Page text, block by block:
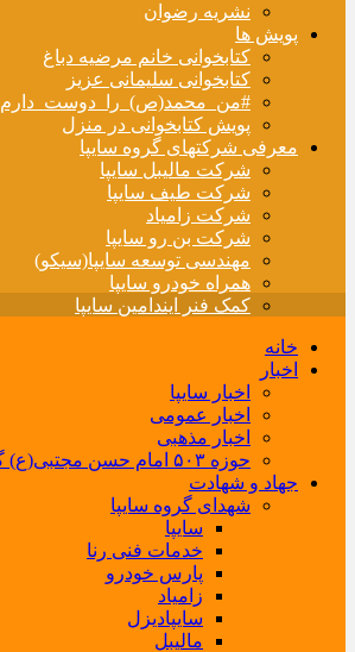
نشریه رضوان
پویش ها
کتابخوانی خانم مرضیه دباغ
کتابخوانی سلیمانی عزیز
#من_محمد(ص)_را_دوست_دارم
پویش کتابخوانی در منزل
معرفی شرکتهای گروه سایپا
شرکت مالیبل سایپا
شرکت طیف سایپا
شرکت زامیاد
شرکت بن رو سایپا
مهندسی توسعه سایپا(سیکو)
همراه خودرو سایپا
کمک فنر ایندامین سایپا
خانه
اخبار
اخبار سایپا
اخبار عمومی
اخبار مذهبی
حوزه ۵۰۳ امام حسن مجتبی(ع) گروه سایپا
جهاد و شهادت
شهدای گروه سایپا
سایپا
خدمات فنی رنا
پارس خودرو
زامیاد
سایپادیزل
مالیبل